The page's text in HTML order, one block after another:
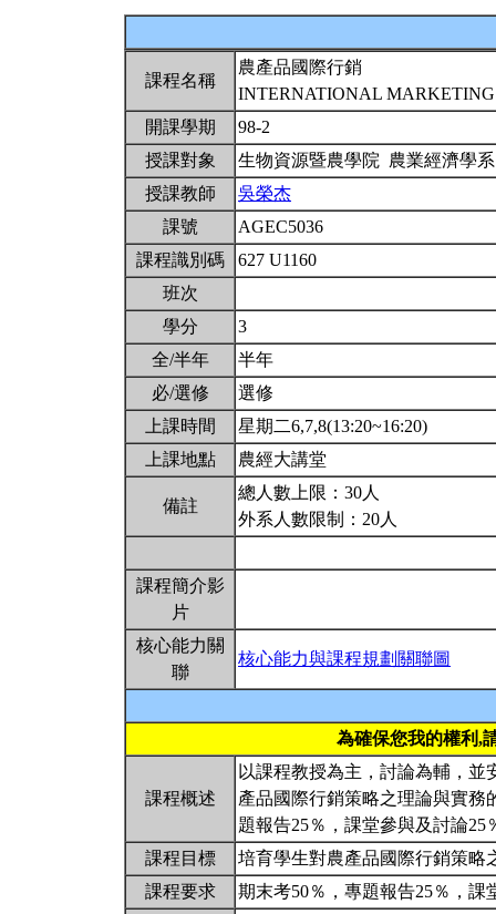
課程名稱
農產品國際行銷
INTERNATIONAL
開課學期
98-2
授課對象
生物資源暨農學院 農業經濟學
授課教師
吳榮杰
課號
AGEC5036
課程識別碼
627 U1160
班次
學分
3
全/半年
半年
必/選修
選修
上課時間
星期二6,7,8(13:20~16:20)
上課地點
農經大講堂
備註
總人數上限：30人
外系人數限制：20人
課程簡介影
片
核心能力關
聯
核心能力與課程規劃關聯圖
為確保您我的權利,
課程概述
以課程教授為主，討論為輔，
產品國際行銷策略之理論與實務
題報告25％，課堂參與及討論25
課程目標
培育學生對農產品國際行銷策
課程要求
期末考50％，專題報告25％，課